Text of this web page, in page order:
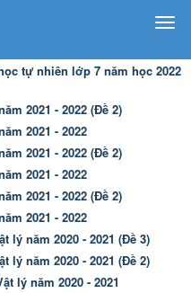
tự nhiên lớp 7 năm học 2022
2021 - 2022 (Đề 2)
2021 - 2022
2021 - 2022 (Đề 2)
2021 - 2022
2021 - 2022 (Đề 2)
2021 - 2022
năm 2020 - 2021 (Đề 3)
năm 2020 - 2021 (Đề 2)
lý năm 2020 - 2021